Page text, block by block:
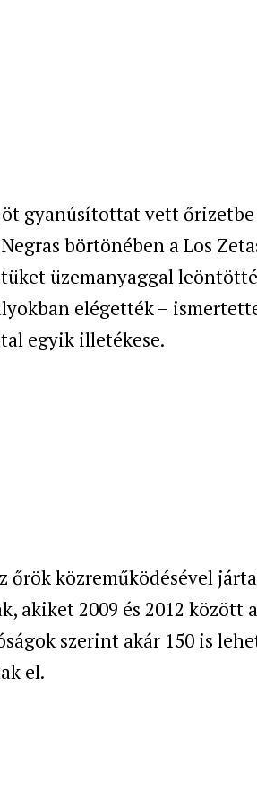
gyanúsítottat vett
börtönében a Los
üzemanyaggal
elégették –
egyik illetékese.
őrök közreműködésével
akiket 2009 és 2012
szerint akár 150 is
el.